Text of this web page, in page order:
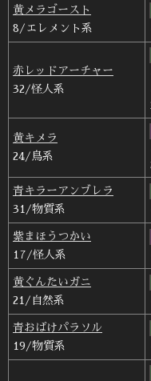
黄メラゴースト
8/エレメント系
赤レッドアーチャー
32/怪人系
黄キメラ
24/鳥系
青キラーアンブレラ
31/物質系
紫まほうつかい
17/怪人系
黄ぐんたいガニ
21/自然系
青おばけパラソル
19/物質系